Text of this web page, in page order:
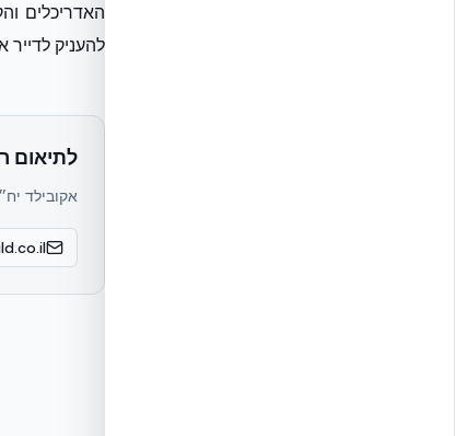
האדריכלים
להעניק
לתיאום
אקובילד